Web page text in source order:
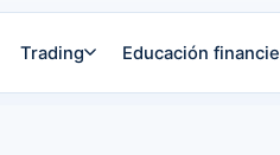
Trading Educación